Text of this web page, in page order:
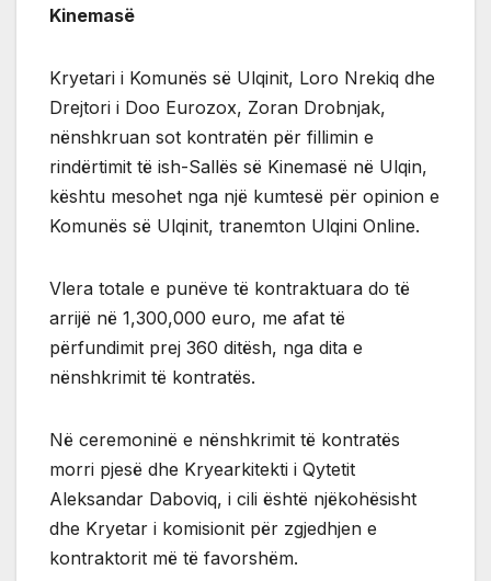
Kinemasë
Kryetari i Komunës së Ulqinit, Loro Nrekiq dhe
Drejtori i Doo Eurozox, Zoran Drobnjak,
nënshkruan sot kontratën për fillimin e
rindërtimit të ish-Sallës së Kinemasë në Ulqin,
kështu mesohet nga një kumtesë për opinion e
Komunës së Ulqinit, tranemton Ulqini Online.
Vlera totale e punëve të kontraktuara do të
arrijë në 1,300,000 euro, me afat të
përfundimit prej 360 ditësh, nga dita e
nënshkrimit të kontratës.
Në ceremoninë e nënshkrimit të kontratës
morri pjesë dhe Kryearkitekti i Qytetit
Aleksandar Daboviq, i cili është njëkohësisht
dhe Kryetar i komisionit për zgjedhjen e
kontraktorit më të favorshëm.